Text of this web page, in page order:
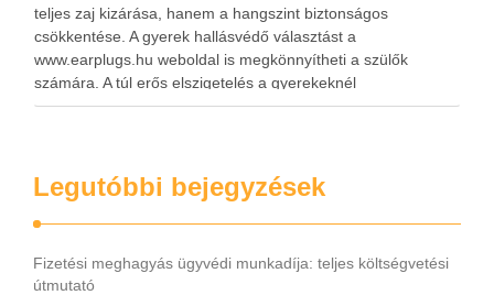
teljes zaj kizárása, hanem a hangszint biztonságos
csökkentése. A gyerek hallásvédő választást a
www.earplugs.hu weboldal is megkönnyítheti a szülők
számára. A túl erős elszigetelés a gyerekeknél
kényelmetlenséget, félelmet vagy dezorientáltságot is
Legutóbbi bejegyzések
Fizetési meghagyás ügyvédi munkadíja: teljes költségvetési
útmutató